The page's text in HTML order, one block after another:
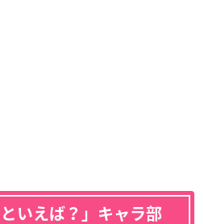
いえば？」キャラ部